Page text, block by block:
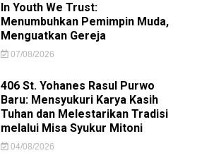
In Youth We Trust:
Menumbuhkan Pemimpin Muda,
Menguatkan Gereja
07/08/2026
406 St. Yohanes Rasul Purwo
Baru: Mensyukuri Karya Kasih
Tuhan dan Melestarikan Tradisi
melalui Misa Syukur Mitoni
04/08/2026